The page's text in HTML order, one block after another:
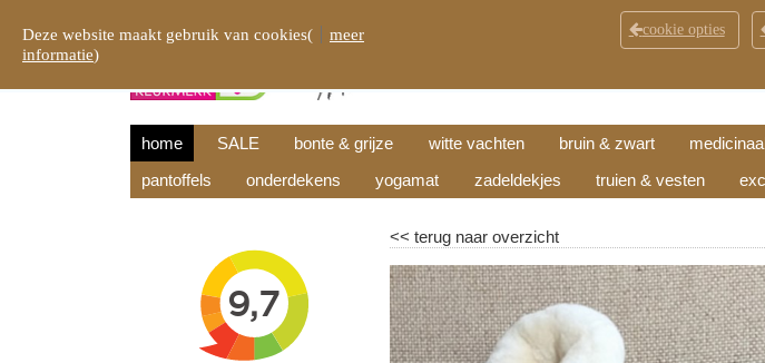
home SALE bonte & grijze witte vachten bruin & zwart
pantoffels
onderdekens yogamat zadeldekjes truien & vesten
<<terug naar overzicht
Deze website maakt gebruik van cookies(
meer
informatie)
cookie opties